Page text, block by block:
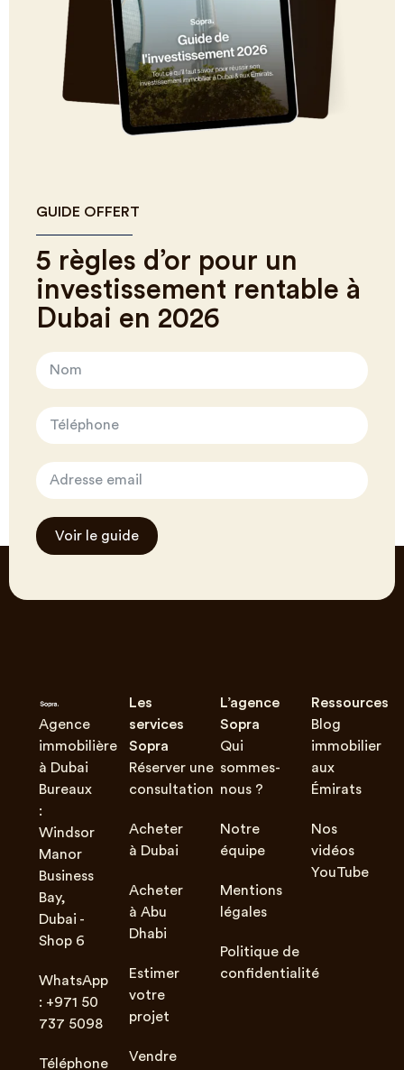
GUIDE OFFERT
5 règles d’or pour un
investissement rentable à
Dubai en 2026
Voir le guide
Agence
immobilière
à Dubai
Bureaux
:
Windsor
Manor
Business
Bay,
Dubai -
Shop 6
WhatsApp
: +971 50
737 5098
Téléphone
Les
services
Sopra
Réserver une
consultation
Acheter
à Dubai
Acheter
à Abu
Dhabi
Estimer
votre
projet
Vendre
L’agence
Sopra
Qui
sommes-
nous ?
Notre
équipe
Mentions
légales
Politique de
confidentialité
Ressources
Blog
immobilier
aux
Émirats
Nos
vidéos
YouTube